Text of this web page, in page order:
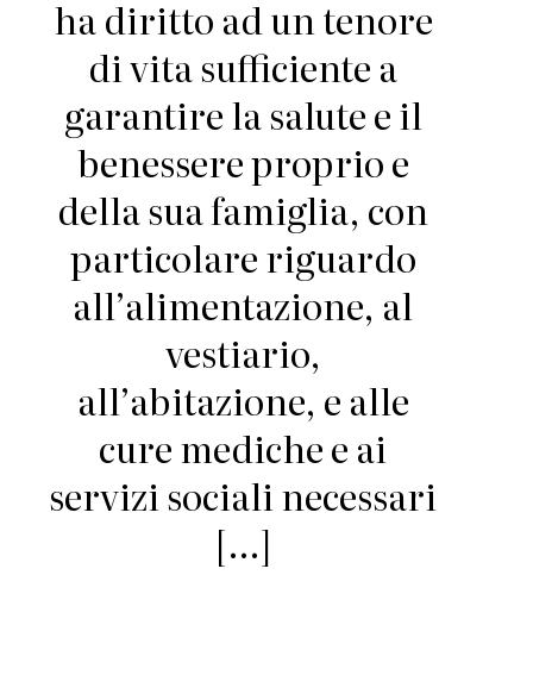
ha diritto ad un tenore
di vita sufficiente a
garantire la salute e il
benessere proprio e
della sua famiglia, con
particolare riguardo
all’alimentazione, al
vestiario,
all’abitazione, e alle
cure mediche e ai
servizi sociali necessari
[…]